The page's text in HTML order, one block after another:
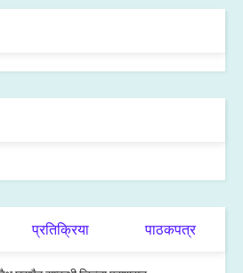
प्रतिक्रिया पाठकपत्र